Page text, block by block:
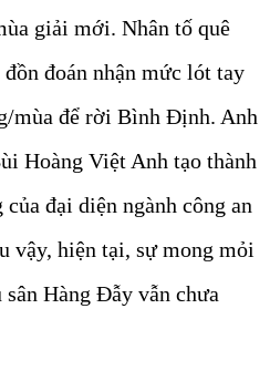
giải mới. Nhân tố quê
đoán nhận mức lót tay
mùa để rời Bình Định. Anh
Hoàng Việt Anh tạo thành
đại diện ngành công an
vậy, hiện tại, sự mong mỏi
Hàng Đẫy vẫn chưa